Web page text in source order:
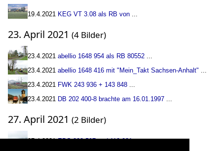
19.4.2021 KEG VT 3.08 als RB von ...
23. April 2021 (4 Bilder)
23.4.2021 abellio 1648 954 als RB 80552 ...
23.4.2021 abellio 1648 416 mit "Mein_Takt Sachsen-Anhalt" ...
23.4.2021 FWK 243 936 + 143 848 ...
23.4.2021 DB 202 400-8 brachte am 16.01.1997 ...
27. April 2021 (2 Bilder)
27.4.2021EBS 202 597 und 110 001...